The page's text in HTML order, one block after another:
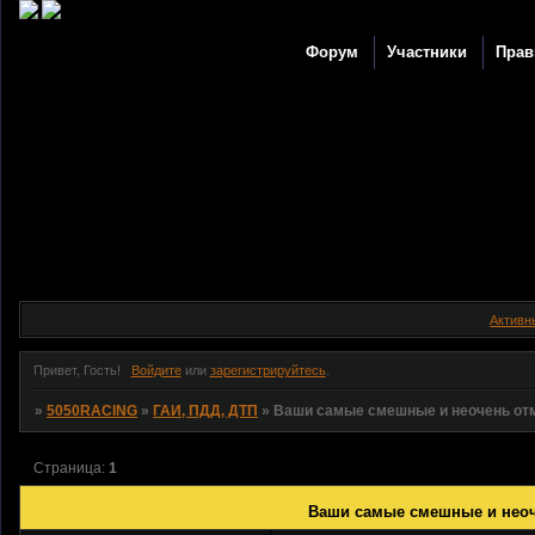
Форум Участники
Привет, Гость! Войдитеили зарегистрируйтесь.
»5050RACING » ГАИ, ПДД, ДТП » Ваши самые смешные и неочень
Ваши самые смешные и
Страница:1